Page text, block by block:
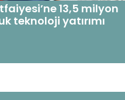
13,5 milyon
teknoloji yatırımı